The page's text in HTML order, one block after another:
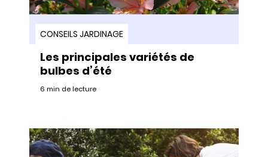
CONSEILS JARDINAGE
Les principales variétés de
bulbes d’été
6 min de lecture